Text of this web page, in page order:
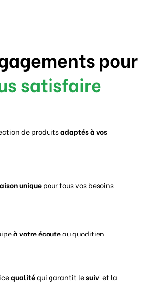
pour
satisfaire
de produitsadaptés à vos
uniquepour tous vos besoins
à votre écouteau quoditien
qualitéqui garantit lesuiviet la